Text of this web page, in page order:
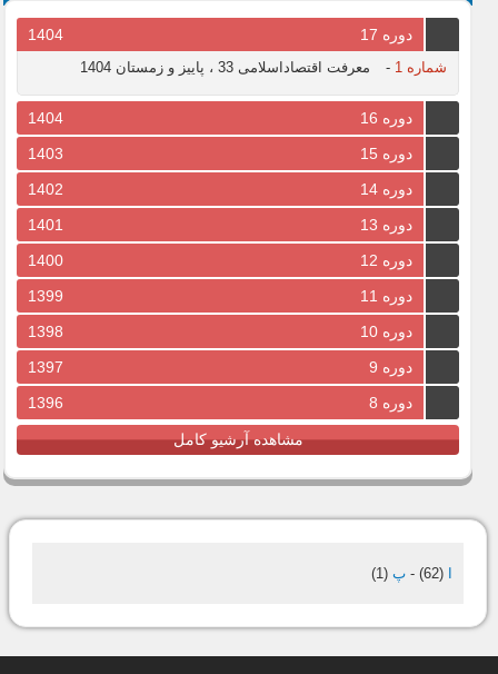
دوره 17 1404
شماره 1 - معرفت اقتصاداسلامی 33 ، پاییز و زمستان 1404
دوره 16
1404
دوره 15
1403
دوره 14
1402
دوره 13
1401
دوره 12
1400
دوره 11
1399
دوره 10
1398
دوره 9
1397
دوره 8
1396
مشاهده آرشیو کامل
ا (62)
- پ (1)